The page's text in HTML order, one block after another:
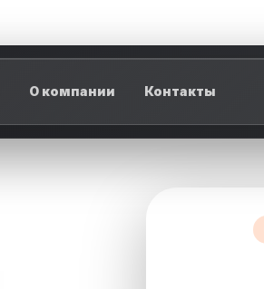
О компании Контакты